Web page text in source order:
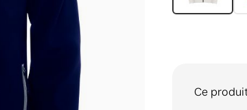
Ce